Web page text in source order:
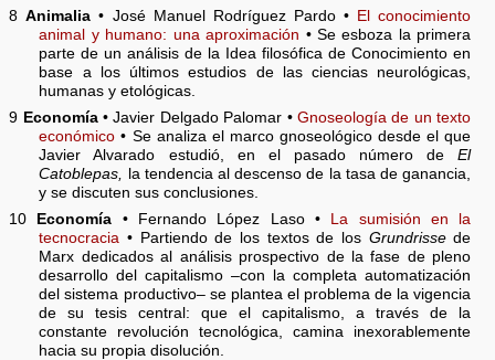
8Animalia • José Manuel Rodríguez Pardo • El conocimiento
animal y humano: una aproximación • Se esboza la primera
parte de un análisis de la Idea filosófica de Conocimiento en
base a los últimos estudios de las ciencias neurológicas,
humanas y etológicas.
9 Economía• Javier Delgado Palomar •Gnoseología de un texto
económico • Se analiza el marco gnoseológico desde el que
Javier Alvarado estudió, en el pasado número deEl
Catoblepas, la tendencia al descenso de la tasa de ganancia,
y se discuten sus conclusiones.
10
Economía • Fernando López Laso •
La sumisión en la
tecnocracia • Partiendo de los textos de los Grundrissede
Marx dedicados al análisis prospectivo de la fase de pleno
desarrollo del capitalismo –con la completa automatización
del sistema productivo– se plantea el problema de la vigencia
de su tesis central: que el capitalismo, a través de la
constante revolución tecnológica, camina inexorablemente
hacia su propia disolución.